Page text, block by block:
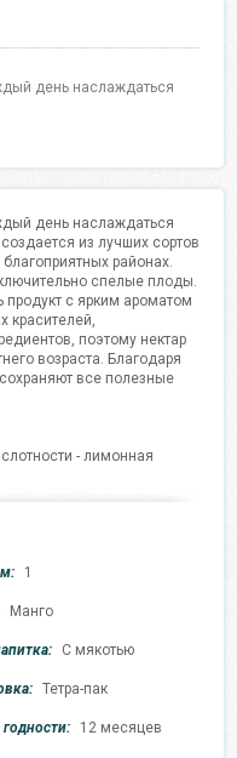
день наслаждаться
день наслаждаться
из лучших сортов
районах.
спелые плоды.
продукт с ярким ароматом
красителей,
поэтому нектар
возраста. Благодаря
все полезные
- лимонная
1
Манго
С мякотью
Тетра-пак
12 месяцев